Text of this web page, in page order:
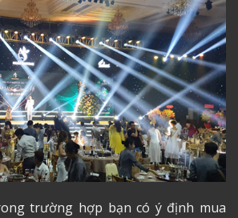
trường hợp bạn có ý định mua